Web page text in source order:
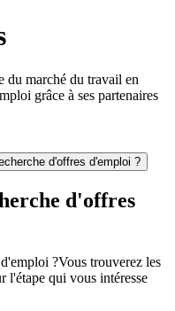
du marché du travail en
grâce à ses partenaires
d'offres d'emploi ?
d'offres
?Vous trouverez les
l'étape qui vous intéresse